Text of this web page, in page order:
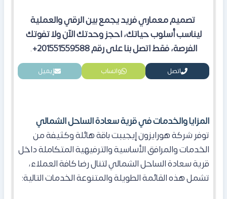
​تصميم معماري فريد يجمع بين الرقي والعملية
ليناسب أسلوب حياتك، احجز وحدتك الآن ولا تفوتك
الفرصة، فقط اتصل بنا على رقم 201551559588+
.
اتصل واتساب إيميل
المزايا والخدمات في قرية سعادة الساحل الشمالي
توفر شركة هورايزون إيجيبت باقة هائلة وكثيفة من
الخدمات والمرافق الأساسية والترفيهية المتكاملة داخل
قرية سعادة الساحل الشمالي لتنال رضا كافة العملاء،
تشمل هذه القائمة الطويلة والمتنوعة الخدمات التالية: